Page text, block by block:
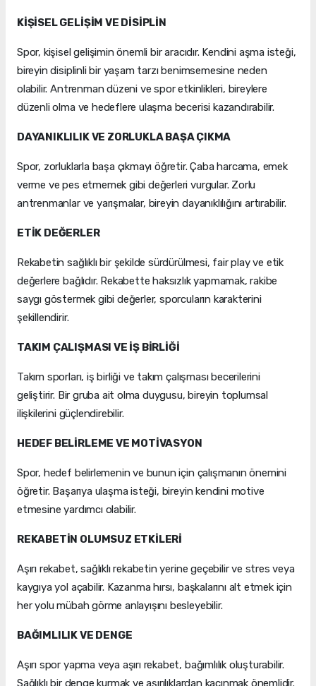
KİŞİSEL GELİŞİM VE DİSİPLİN
Spor, kişisel gelişimin önemli bir aracıdır. Kendini aşma isteği,
bireyin disiplinli bir yaşam tarzı benimsemesine neden
olabilir. Antrenman düzeni ve spor etkinlikleri, bireylere
düzenli olma ve hedeflere ulaşma becerisi kazandırabilir.
DAYANIKLILIK VE ZORLUKLA BAŞA ÇIKMA
Spor, zorluklarla başa çıkmayı öğretir. Çaba harcama, emek
verme ve pes etmemek gibi değerleri vurgular. Zorlu
antrenmanlar ve yarışmalar, bireyin dayanıklılığını artırabilir.
ETİK DEĞERLER
Rekabetin sağlıklı bir şekilde sürdürülmesi, fair play ve etik
değerlere bağlıdır. Rekabette haksızlık yapmamak, rakibe
saygı göstermek gibi değerler, sporcuların karakterini
şekillendirir.
TAKIM ÇALIŞMASI VE İŞ BİRLİĞİ
Takım sporları, iş birliği ve takım çalışması becerilerini
geliştirir. Bir gruba ait olma duygusu, bireyin toplumsal
ilişkilerini güçlendirebilir.
HEDEF BELİRLEME VE MOTİVASYON
Spor, hedef belirlemenin ve bunun için çalışmanın önemini
öğretir. Başarıya ulaşma isteği, bireyin kendini motive
etmesine yardımcı olabilir.
REKABETİN OLUMSUZ ETKİLERİ
Aşırı rekabet, sağlıklı rekabetin yerine geçebilir ve stres veya
kaygıya yol açabilir. Kazanma hırsı, başkalarını alt etmek için
her yolu mübah görme anlayışını besleyebilir.
BAĞIMLILIK VE DENGE
Aşırı spor yapma veya aşırı rekabet, bağımlılık oluşturabilir.
Sağlıklı bir denge kurmak ve aşırılıklardan kaçınmak önemlidir.